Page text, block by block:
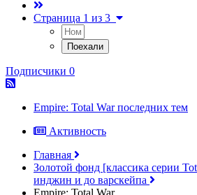
Страница 1 из 3
Подписчики 0
Empire: Total War последних тем
Активность
Главная
Золотой фонд [классика серии
инджин и до варскейпа